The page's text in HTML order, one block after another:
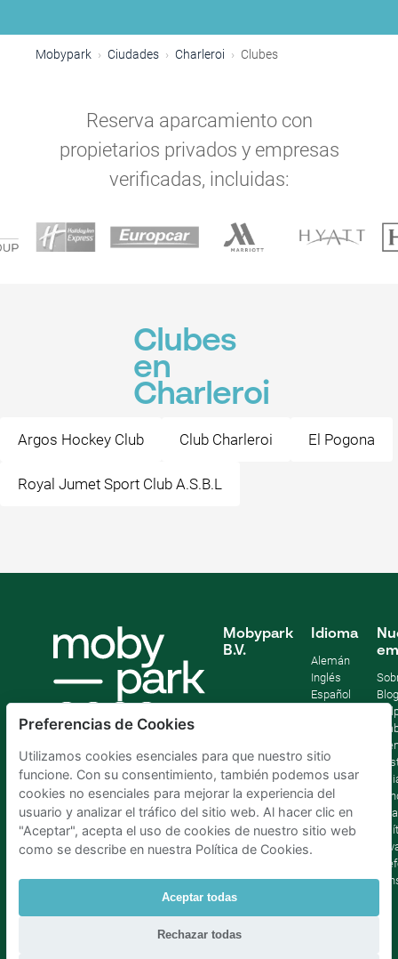
Mobypark Ciudades Charleroi Clubes
Reserva aparcamiento con
propietarios privados y empresas
verificadas, incluidas:
Clubes
en
Charleroi
Argos Hockey Club Club Charleroi El Pogona
Royal Jumet Sport Club A.S.B.L
Mobypark
B.V.
Idioma
Alemán
Inglés
Español
Blog
Parking Madrid La Latina|Parking Madrid Bilbao
Preferencias de Cookies
Utilizamos cookies esenciales para que nuestro sitio
funcione. Con su consentimiento, también podemos usar
cookies no esenciales para mejorar la experiencia del
usuario y analizar el tráfico del sitio web. Al hacer clic en
"Aceptar", acepta el uso de cookies de nuestro sitio web
como se describe en nuestra Política de Cookies.
Aceptar todas
Rechazar todas